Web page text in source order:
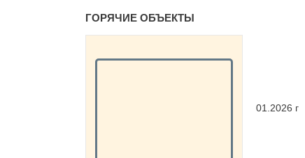
ГОРЯЧИЕ ОБЪЕКТЫ
01.2026 г